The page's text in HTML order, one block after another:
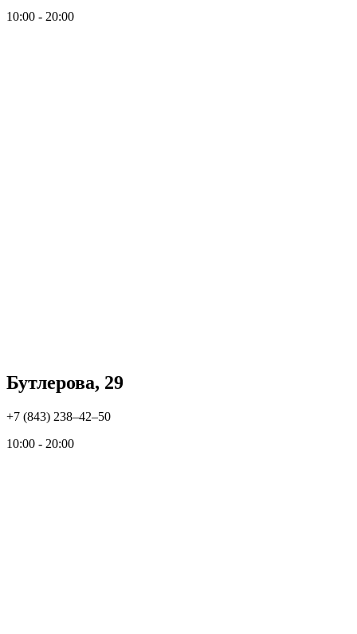
10:00 - 20:00
Бутлерова, 29
+7 (843) 238‒42‒50
10:00 - 20:00